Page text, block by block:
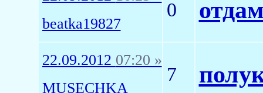
beatka19827
0
22.09.2012 07:20 »
MUSECHKA
7